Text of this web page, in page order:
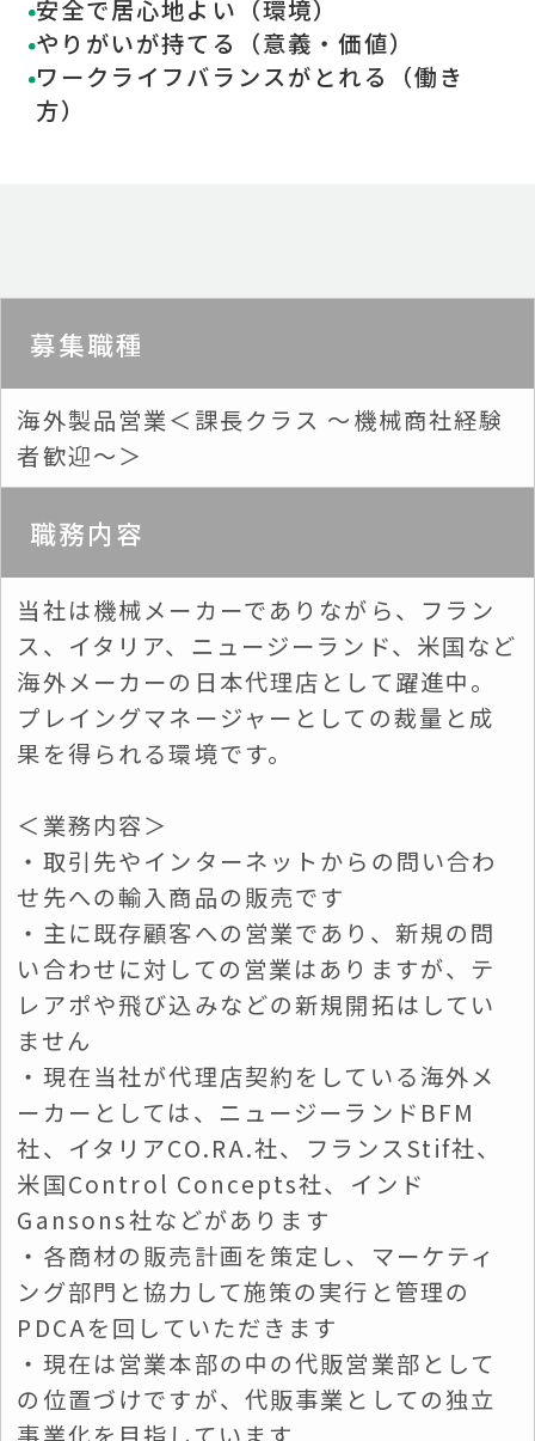
安全で居心地よい（環境）
やりがいが持てる（意義・価値）
ワークライフバランスがとれる（働き
方）
募集職種
海外製品営業＜課長クラス ～機械商社経験
者歓迎～＞
職務内容
当社は機械メーカーでありながら、フラン
ス、イタリア、ニュージーランド、米国など
海外メーカーの日本代理店として躍進中。
プレイングマネージャーとしての裁量と成
果を得られる環境です。
＜業務内容＞
・取引先やインターネットからの問い合わ
せ先への輸入商品の販売です
・主に既存顧客への営業であり、新規の問
い合わせに対しての営業はありますが、テ
レアポや飛び込みなどの新規開拓はしてい
ません
・現在当社が代理店契約をしている海外メ
ーカーとしては、ニュージーランドBFM
社、イタリアCO.RA.社、フランスStif社、
米国Control Concepts社、インド
Gansons社などがあります
・各商材の販売計画を策定し、マーケティ
ング部門と協力して施策の実行と管理の
PDCAを回していただきます
・現在は営業本部の中の代販営業部として
の位置づけですが、代販事業としての独立